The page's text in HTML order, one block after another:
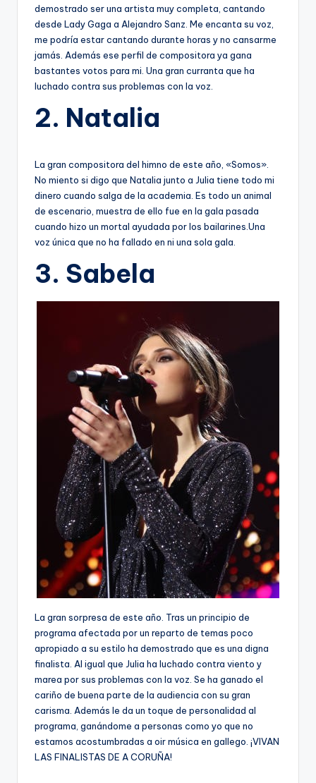
demostrado ser una artista muy completa, cantando
desde Lady Gaga a Alejandro Sanz. Me encanta su voz,
me podría estar cantando durante horas y no cansarme
jamás. Además ese perfil de compositora ya gana
bastantes votos para mi. Una gran curranta que ha
luchado contra sus problemas con la voz.
2. Natalia
La gran compositora del himno de este año, «Somos».
No miento si digo que Natalia junto a Julia tiene todo mi
dinero cuando salga de la academia. Es todo un animal
de escenario, muestra de ello fue en la gala pasada
cuando hizo un mortal ayudada por los bailarines.Una
voz única que no ha fallado en ni una sola gala.
3. Sabela
La gran sorpresa de este año. Tras un principio de
programa afectada por un reparto de temas poco
apropiado a su estilo ha demostrado que es una digna
finalista. Al igual que Julia ha luchado contra viento y
marea por sus problemas con la voz. Se ha ganado el
cariño de buena parte de la audiencia con su gran
carisma. Además le da un toque de personalidad al
programa, ganándome a personas como yo que no
estamos acostumbradas a oir música en gallego. ¡VIVAN
LAS FINALISTAS DE A CORUÑA!